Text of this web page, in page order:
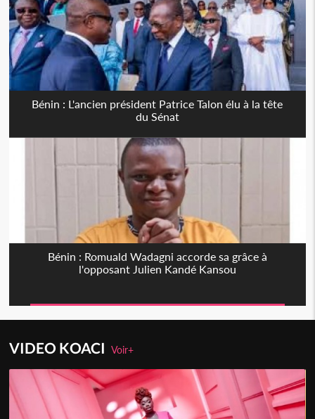
Bénin : L'ancien président Patrice Talon élu à la tête
du Sénat
Bénin : Romuald Wadagni accorde sa grâce à
l'opposant Julien Kandé Kansou
VIDEO KOACIVoir+